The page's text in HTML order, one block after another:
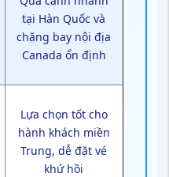
tại Hàn Quốc và
chặng bay nội địa
Canada ổn định
Lựa chọn tốt cho
hành khách miền
Trung, dễ đặt vé
khứ hồi